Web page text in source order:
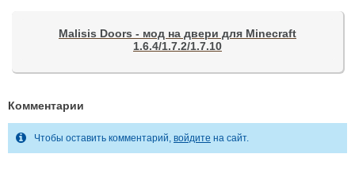
Malisis Doors - мод на двери для Minecraft
1.6.4/1.7.2/1.7.10
Комментарии
Чтобы оставить комментарий, войдите на сайт.